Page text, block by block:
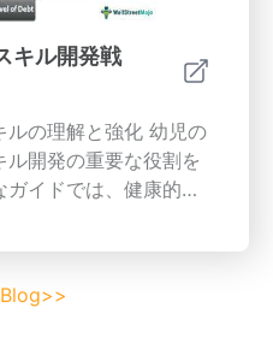
キュラム基準を進化
をもたらすイニシア
びます。21世紀の教育
た最新の知見を把握
キル開発戦
ルの理解と強化 幼児の
開発の重要な役割を
イドでは、健康的な
ミュニケーション、
いて深く掘り下げてい
通じて、コミュニケ